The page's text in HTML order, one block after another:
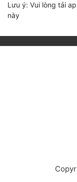
Lưu ý: Vui lòng tải
này